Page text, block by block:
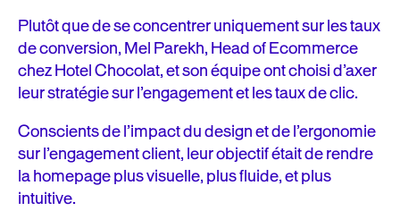
Plutôt que de se concentrer uniquement sur les taux
de conversion, Mel Parekh, Head of Ecommerce
chez Hotel Chocolat, et son équipe ont choisi d’axer
leur stratégie sur l’engagement et les taux de clic.
Conscients de l’impact du design et de l’ergonomie
sur l’engagement client, leur objectif était de rendre
la homepage plus visuelle, plus fluide, et plus
intuitive.